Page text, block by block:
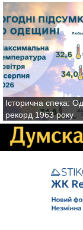
Історична спека:
рекорд 1963 року